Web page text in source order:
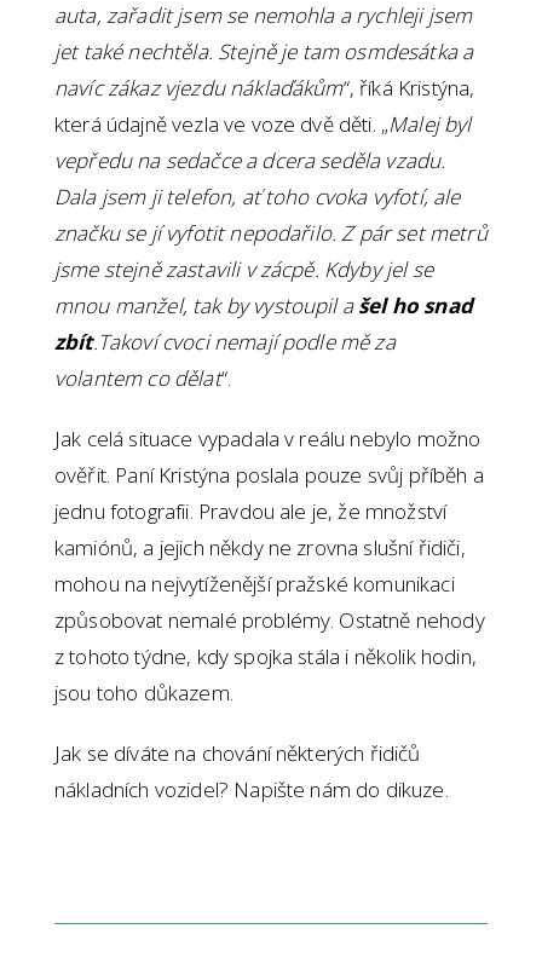
auta, zařadit jsem se nemohla a rychleji jsem
jet také nechtěla. Stejně je tam osmdesátka a
navíc zákaz vjezdu náklaďákům“, říká Kristýna,
která údajně vezla ve voze dvě děti. „Malej byl
vepředu na sedačce a dcera seděla vzadu.
Dala jsem ji telefon, ať toho cvoka vyfotí, ale
značku se jí vyfotit nepodařilo. Z pár set metrů
jsme stejně zastavili v zácpě. Kdyby jel se
mnou manžel, tak by vystoupil ašel ho snad
zbít.Takoví cvoci nemají podle mě za
volantem co dělat“.
Jak celá situace vypadala v reálu nebylo možno
ověřit. Paní Kristýna poslala pouze svůj příběh a
jednu fotografii. Pravdou ale je, že množství
kamiónů, a jejich někdy ne zrovna slušní řidiči,
mohou na nejvytíženější pražské komunikaci
způsobovat nemalé problémy. Ostatně nehody
z tohoto týdne, kdy spojka stála i několik hodin,
jsou toho důkazem.
Jak se díváte na chování některých řidičů
nákladních vozidel? Napište nám do dikuze.